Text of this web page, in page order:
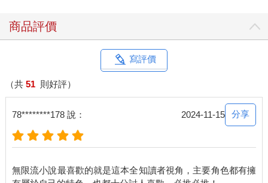
─金獨子：作者大大，這段時間真的非常感謝，我也很期待您的
後記。
這是我發自內心的感謝。畢竟《滅活法》是我的「人生小說」也
不為過，就算不符合主流大眾喜好，但對我而言可以說是最棒的
小說了。想說的話還有很多，我卻不知道該如何下筆。
平均觀看數1.9次，平均留言數1.08則─這就是《滅活法》的人氣
指數。
雖然第一話的觀看數還達到一千二百次，但第十話以後觀看數便
銳減為一百二十次，更別說第五十話之後每回只剩下寥寥十二
次。此外，從一百話開始，觀看數一直就僅有一次了。
雖然偶爾也有幾個「2」參雜其間，但比較可能是有人手滑不小心
商品評價
寫評價
（共 51 則好評）
78********178 說： 2024-11-15 分享
無限流小說最喜歡的就是這本全知讀者視角，主要角色都有擁